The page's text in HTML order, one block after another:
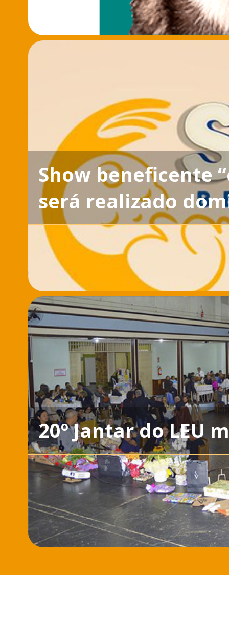
Show beneficente
será realizado
20º Jantar do LEU